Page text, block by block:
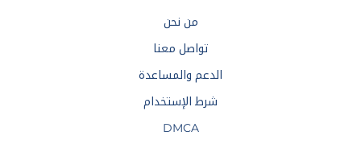
من نحن
تواصل معنا
الدعم والمساعدة
شرط الإستخدام
DMCA